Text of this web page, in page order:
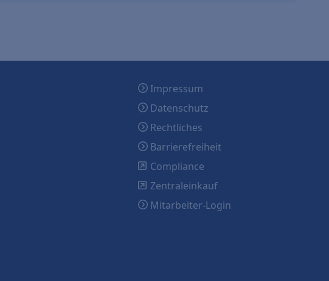
Impressum
Datenschutz
Rechtliches
Barrierefreiheit
Compliance
Zentraleinkauf
Mitarbeiter-Login